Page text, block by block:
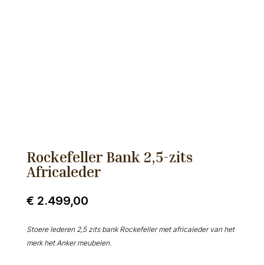
Rockefeller Bank 2,5-zits
Africaleder
€ 2.499,00
Stoere lederen 2,5 zits bank Rockefeller met africaleder van het
merk het Anker meubelen.